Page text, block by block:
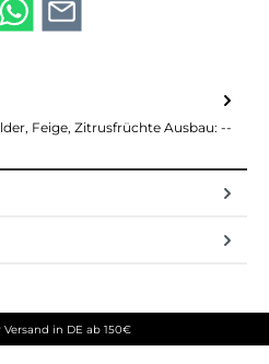
Feige, Zitrusfrüchte Ausbau: --
Versand in DE ab 150€